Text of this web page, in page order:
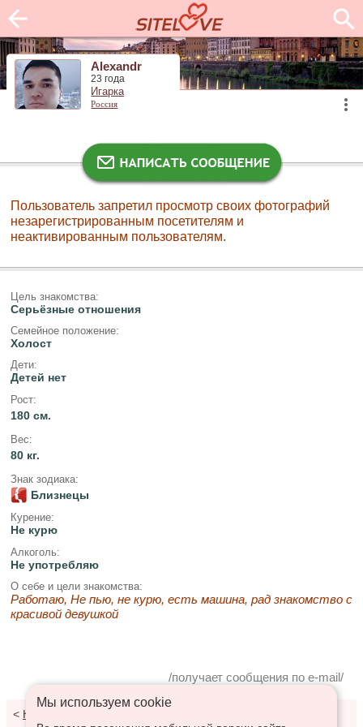
Alexandr
23 года
Игарка
Россия
Пользователь запретил просмотр своих фотографий
незарегистрированным посетителям и
неактивированным пользователям.
Цель знакомства:
Серьёзные отношения
Семейное положение:
Холост
Дети:
Детей нет
Рост:
180 см.
Вес:
80 кг.
Знак зодиака:
Близнецы
Курение:
Не курю
Алкоголь:
Не употребляю
О себе и цели знакомства:
Работаю, Не пью, не курю, есть машина, рад знакомство с
красивой девушкой
/получает сообщения по e-mail/
< К результатам поиска
Мы используем сookie